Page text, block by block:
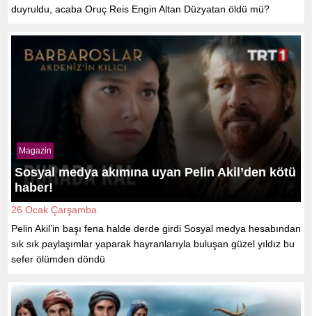
duyruldu, acaba Oruç Reis Engin Altan Düzyatan öldü mü?
Magazin
Sosyal medya akımına uyan Pelin Akil’den kötü
haber!
26 Ocak Çarşamba
Pelin Akil’in başı fena halde derde girdi Sosyal medya hesabından
sık sık paylaşımlar yaparak hayranlarıyla buluşan güzel yıldız bu
sefer ölümden döndü